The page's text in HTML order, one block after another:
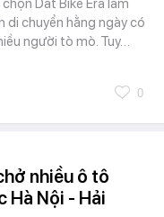
Dat Bike Era làm
di chuyển hằng ngày có
người tò mò. Tuy…
0
nhiều ô tô
Hà Nội - Hải